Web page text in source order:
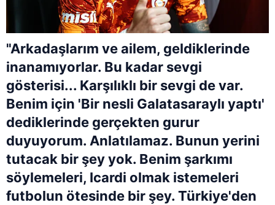
"Arkadaşlarım ve ailem, geldiklerinde
inanamıyorlar. Bu kadar sevgi
gösterisi... Karşılıklı bir sevgi de var.
Benim için 'Bir nesli Galatasaraylı yaptı'
dediklerinde gerçekten gurur
duyuyorum. Anlatılamaz. Bunun yerini
tutacak bir şey yok. Benim şarkımı
söylemeleri, Icardi olmak istemeleri
futbolun ötesinde bir şey. Türkiye'den